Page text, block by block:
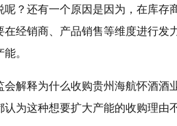
？还有一个原因是因为，在库存
经销商、产品销售等维度进行发
。
解释为什么收购贵州海航怀酒酒
为这种想要扩大产能的收购理由